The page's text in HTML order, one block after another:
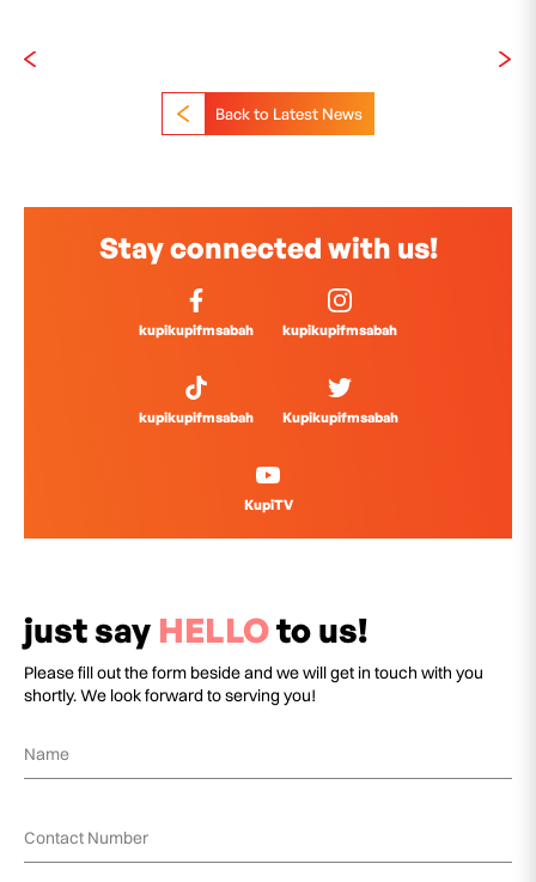
Back to Latest News
Stay connected with us!
kupikupifmsabah kupikupifmsabah
kupikupifmsabah Kupikupifmsabah
KupiTV
just say HELLOto us!
Please fill out the form beside and we will get in touch with you
shortly. We look forward to serving you!